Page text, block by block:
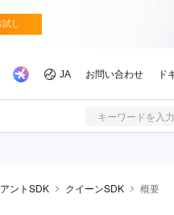
キーワードを入力
ントSDK クイーンSDK 概要